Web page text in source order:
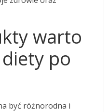
warto
diety po
być różnorodna i